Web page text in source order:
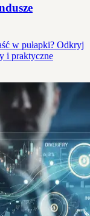
w pułapki? Odkryj
i praktyczne